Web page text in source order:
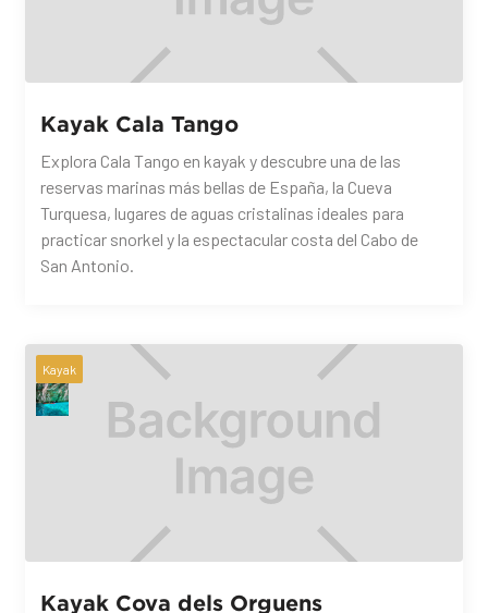
Kayak Cala Tango
Explora Cala Tango en kayak y descubre una de las
reservas marinas más bellas de España, la Cueva
Turquesa, lugares de aguas cristalinas ideales para
practicar snorkel y la espectacular costa del Cabo de
San Antonio.
Kayak
Kayak Cova dels Orguens